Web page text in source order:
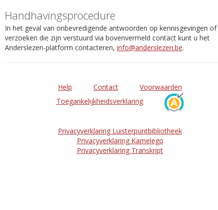
Handhavingsprocedure
In het geval van onbevredigende antwoorden op kennisgevingen of
verzoeken die zijn verstuurd via bovenvermeld contact kunt u het
Anderslezen-platform contacteren, info@anderslezen.be.
Help Contact
Voorwaarden
Toegankelijkheidsverklaring
Privacyverklaring Luisterpuntbibliotheek
Privacyverklaring Kamelego
Privacyverklaring Transkript